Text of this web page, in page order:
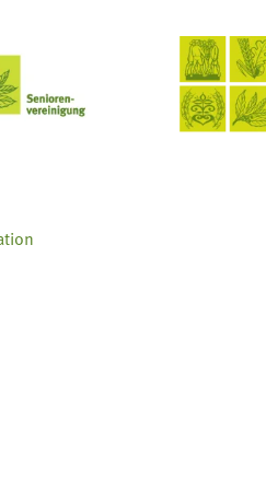
Seniorenvereinigung im SBB